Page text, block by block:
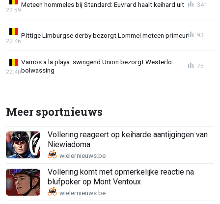
Meteen hommeles bij Standard: Euvrard haalt keihard uit
22:59
341
Pittige Limburgse derby bezorgt Lommel meteen primeur
22:46
93
Vamos a la playa: swingend Union bezorgt Westerlo
bolwassing
22:40
75
Meer sportnieuws
Vollering reageert op keiharde aantijgingen van
Niewiadoma
Vollering komt met opmerkelijke reactie na
blufpoker op Mont Ventoux